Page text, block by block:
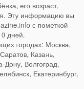
его возраст,
Эту информацию вы
с пометкой
дней.
городах: Москва,
Казань,
Дону, Волгоград,
Екатеринбург,